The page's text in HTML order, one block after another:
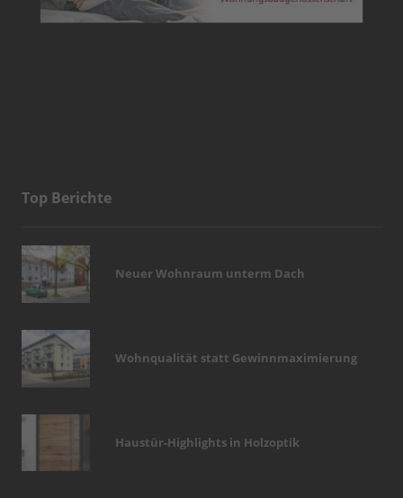
Top Berichte
Neuer Wohnraum unterm Dach
Wohnqualität statt Gewinnmaximierung
Haustür-Highlights in Holzoptik